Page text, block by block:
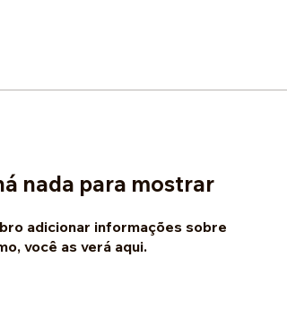
nada para mostrar
adicionar informações sobre
você as verá aqui.